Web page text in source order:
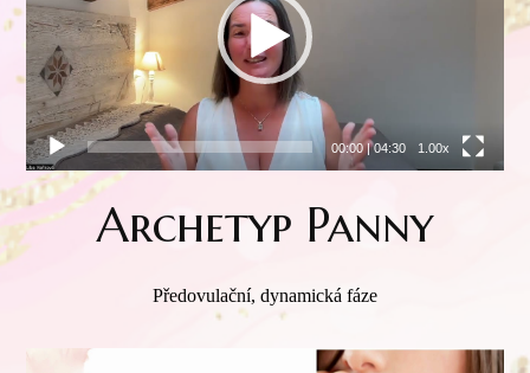
00:00|04:30 1.00x
Archetyp Panny
Předovulační, dynamická fáze